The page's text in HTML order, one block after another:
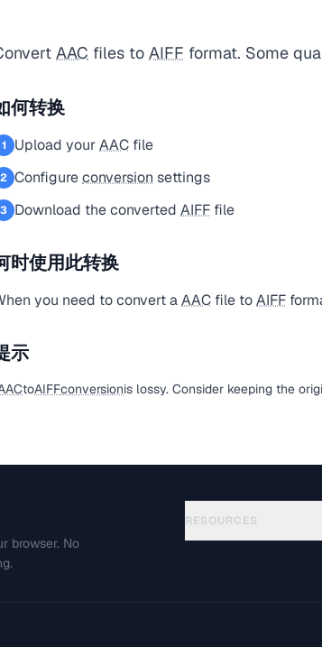
AAC files to AIFF format. Some
何转换
1 Upload yourAAC file
2 Configureconversion settings
3 Download the converted AIFF file
时使用此转换
you need to convert aAAC file toAIFF
示
toAIFFconversionis lossy. Consider keeping the
browser. No
RESOURCES